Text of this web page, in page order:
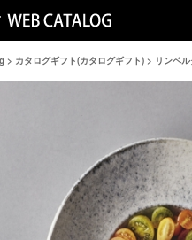
> カタログギフト(カタログギフト) > リンベ